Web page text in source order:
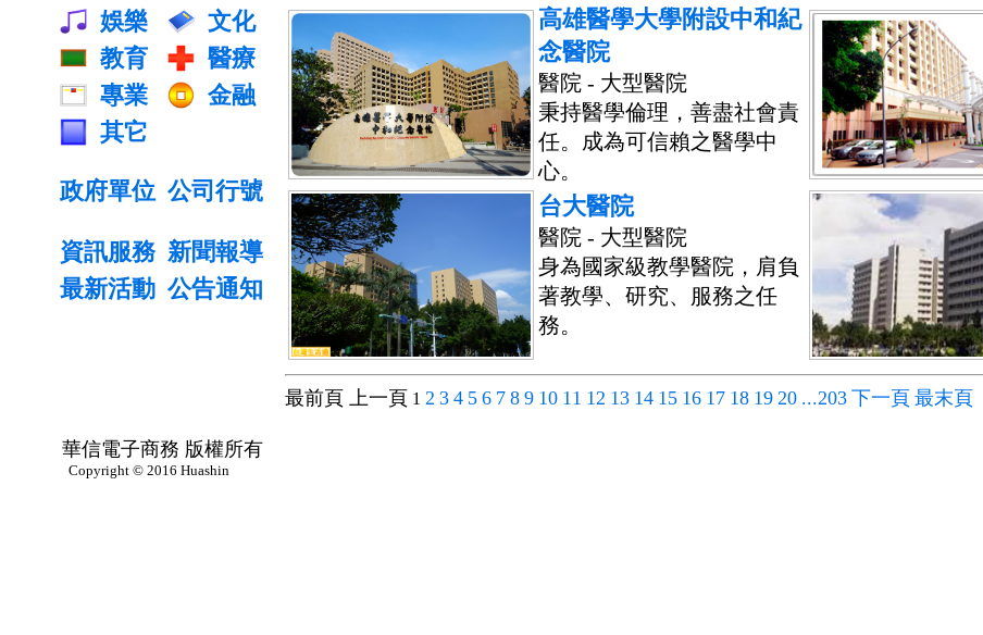
娛樂
文化
教育
醫療
專業
金融
其它
政府單位 公司行號
資訊服務 新聞報導
最新活動 公告通知
高雄醫學大學附設中和紀
念醫院
醫院 - 大型醫院
秉持醫學倫理，善盡社會責
任。成為可信賴之醫學中
心。
台大醫院
醫院 - 大型醫院
身為國家級教學醫院，肩負
著教學、研究、服務之任
務。
最前頁 上一頁 1 2 3 4 5 6 7 8 9 10 11 12 13 14 15 16 17 18 19 20 ...203 下一頁 最末頁
華信電子商務 版權所有
Copyright © 2016 Huashin